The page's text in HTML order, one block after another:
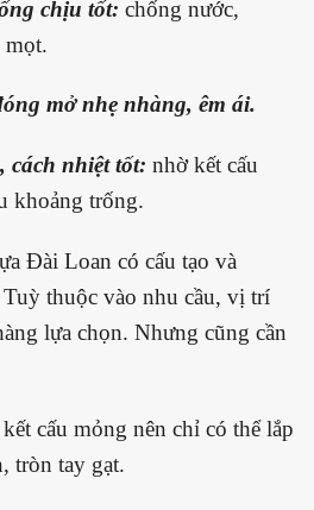
chịu tốt: chống nước,
mọt.
mở nhẹ nhàng, êm ái.
cách nhiệt tốt: nhờ kết cấu
khoảng trống.
Đài Loan có cấu tạo và
thuộc vào nhu cầu, vị trí
lựa chọn. Nhưng cũng cần
cấu mỏng nên chỉ có thể lắp
tròn tay gạt.